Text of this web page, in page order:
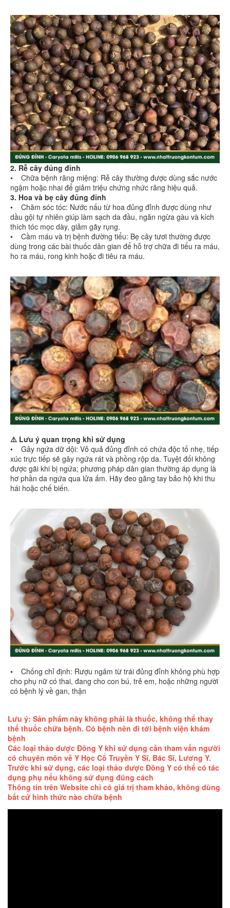
2. Rễ cây đủng đỉnh
• Chữa bệnh răng miệng: Rễ cây thường được dùng sắc nước
ngậm hoặc nhai để giảm triệu chứng nhức răng hiệu quả.
3. Hoa và bẹ cây đủng đỉnh
• Chăm sóc tóc: Nước nấu từ hoa đủng đỉnh được dùng như
dầu gội tự nhiên giúp làm sạch da đầu, ngăn ngừa gàu và kích
thích tóc mọc dày, giảm gãy rụng.
• Cầm máu và trị bệnh đường tiểu: Bẹ cây tươi thường được
dùng trong các bài thuốc dân gian để hỗ trợ chữa đi tiểu ra máu,
ho ra máu, rong kinh hoặc đi tiêu ra máu.
⚠️ Lưu ý quan trọng khi sử dụng
• Gây ngứa dữ dội: Vỏ quả đủng đỉnh có chứa độc tố nhẹ, tiếp
xúc trực tiếp sẽ gây ngứa rát và phồng rộp da. Tuyệt đối không
được gãi khi bị ngứa; phương pháp dân gian thường áp dụng là
hơ phần da ngứa qua lửa ấm. Hãy đeo găng tay bảo hộ khi thu
hái hoặc chế biến.
• Chống chỉ định: Rượu ngâm từ trái đủng đỉnh không phù hợp
cho phụ nữ có thai, đang cho con bú, trẻ em, hoặc những người
có bệnh lý về gan, thận
Lưu ý: Sản phẩm này không phải là thuốc, không thể thay
thế thuốc chữa bệnh. Có bệnh nên đi tới bệnh viện khám
bệnh
Các loại thảo dược Đông Y khi sử dụng cần tham vấn người
có chuyên môn về Y Học Cổ Truyền Y Sĩ, Bác Sĩ, Lương Y.
Trước khi sử dụng, các loại thảo dược Đông Y có thể có tác
dụng phụ nếu không sử dụng đúng cách
Thông tin trên Website chỉ có giá trị tham khảo, không dùng
bất cứ hình thức nào chữa bệnh